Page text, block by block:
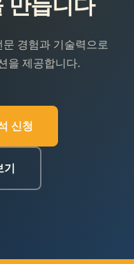
만듭니다
경험과 기술력으로
을 제공합니다.
신청